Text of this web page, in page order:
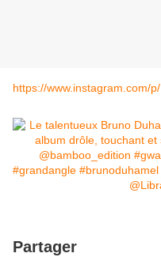
https://www.instagram.com/
Partager